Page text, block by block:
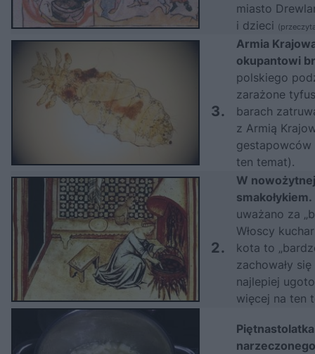
miasto
i dzieci (
3.
Armia
okupantowi
polskiego
zarażone
barach
z Armią
gestapowców
ten temat).
2.
W
smakołykiem.
uważano za
Włoscy
kota to
zachowały
najlepiej
więcej na ten